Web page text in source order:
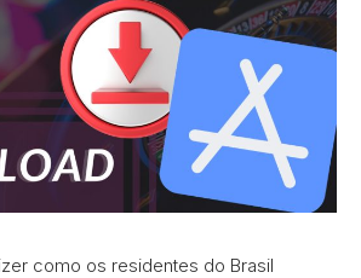
como os residentes do Brasil